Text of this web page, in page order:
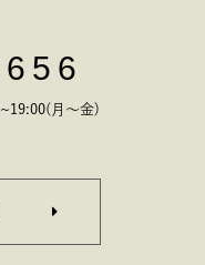
月～金)